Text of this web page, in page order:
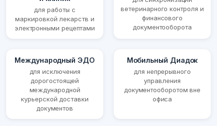
для работы с
маркировкой лекарств и
электронными рецептами
ветеринарного контроля и
финансового
документооборота
Международный ЭДО
для исключения
дорогостоящей
международной
курьерской доставки
документов
Мобильный Диадок
для непрерывного
управления
документооборотом вне
офиса